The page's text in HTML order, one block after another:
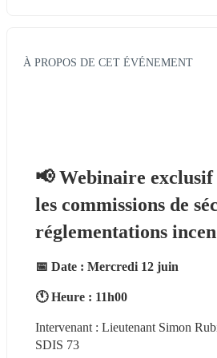
À PROPOS DE CET ÉVÉNEMENT
📢 Webinaire
les commissions de
réglementations
📅 Date : Mercredi 12 juin
🕚 Heure : 11h00
Intervenant : Lieutenant Simon
SDIS 73